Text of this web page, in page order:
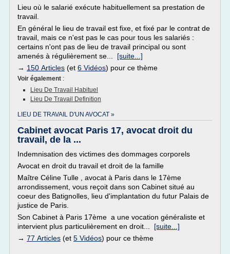
Lieu où le salarié exécute habituellement sa prestation de
travail.
En général le lieu de travail est fixe, et fixé par le contrat de
travail, mais ce n'est pas le cas pour tous les salariés :
certains n'ont pas de lieu de travail principal ou sont
amenés à régulièrement se... [suite...]
→ 150 Articles (et 6 Vidéos) pour ce thème
Voir également :
Lieu De Travail Habituel
Lieu De Travail Definition
LIEU DE TRAVAIL D'UN AVOCAT »
Cabinet avocat Paris 17, avocat droit du
travail, de la ...
Indemnisation des victimes des dommages corporels
Avocat en droit du travail et droit de la famille
Maître Céline Tulle , avocat à Paris dans le 17ème
arrondissement, vous reçoit dans son Cabinet situé au
coeur des Batignolles, lieu d'implantation du futur Palais de
justice de Paris.
Son Cabinet à Paris 17ème a une vocation généraliste et
intervient plus particulièrement en droit... [suite...]
→ 77 Articles (et 5 Vidéos) pour ce thème